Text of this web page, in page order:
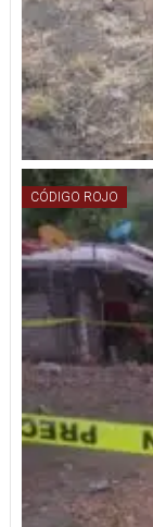
CÓDIGO ROJO